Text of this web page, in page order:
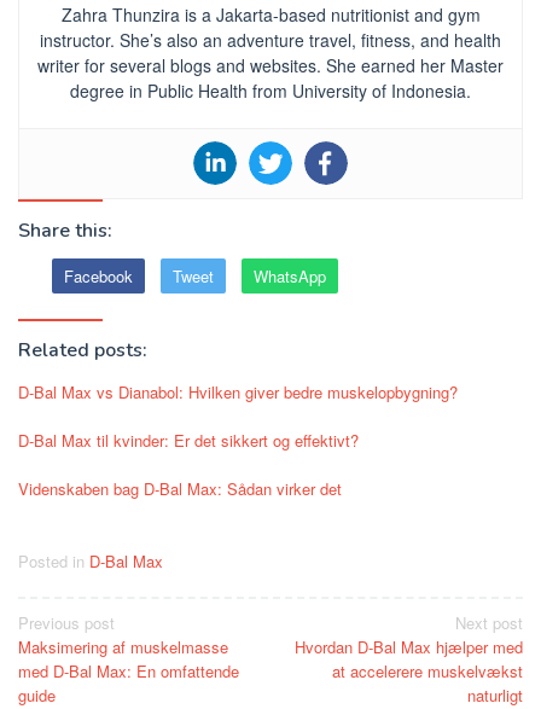
Zahra Thunzira is a Jakarta-based nutritionist and gym
instructor. She’s also an adventure travel, fitness, and health
writer for several blogs and websites. She earned her Master
degree in Public Health from University of Indonesia.
Share this:
Facebook Tweet WhatsApp
Related posts:
D-Bal Max vs Dianabol: Hvilken giver bedre muskelopbygning?
D-Bal Max til kvinder: Er det sikkert og effektivt?
Videnskaben bag D-Bal Max: Sådan virker det
Posted in D-Bal Max
Post
navigation
Previous post
Maksimering af muskelmasse
med D-Bal Max: En omfattende
guide
Next post
Hvordan D-Bal Max hjælper med
at accelerere muskelvækst
naturligt